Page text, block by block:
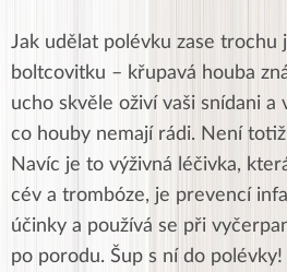
Jak udělat polévku zase trochu
boltcovitku – křupavá houba
ucho skvěle oživí vaši snídani a
co houby nemají rádi. Není
Navíc je to výživná léčivka,
cév a trombóze, je prevencí
účinky a používá se při
po porodu. Šup s ní do polévky!